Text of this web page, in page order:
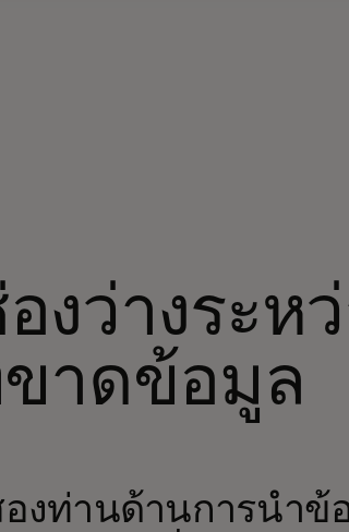
งว่างระห
าดข้อมูล
งท่านด้านการนำข้